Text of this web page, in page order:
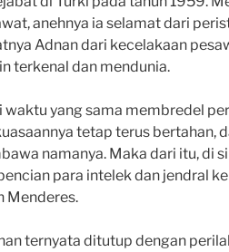
anehnya ia selamat dari
Adnan dari kecelakaan
terkenal dan mendunia.
waktu yang sama membredel
tetap terus bertahan,
namanya. Maka dari itu, di
para intelek dan jendral
Menderes.
ternyata ditutup dengan